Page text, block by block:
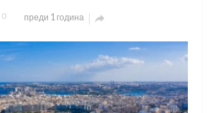
0 преди 1 година 